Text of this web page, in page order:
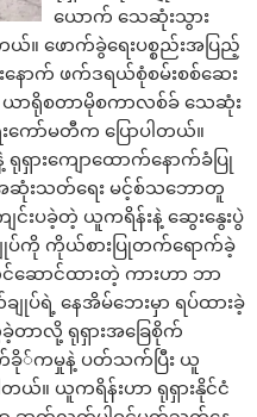
ယောက် သေဆုံးသွား
ဖောက်ခွဲရေးပစ္စည်းအပြည့်
ောက် ဖက်ဒရယ်စုံစမ်းစစ်ဆေး
ယာရိုစတာမိုစကာလစ်ခ် သေဆုံး
းကော်မတီက ပြောပါတယ်။
ရှားကျောထောက်နောက်ခံပြု
ဆုံးသတ်ရေး မင့်စ်သဘောတူ
င်းပခဲ့တဲ့ ယူကရိန်းနဲ့ ဆွေးနွေးပွဲ
ျုပ်ကို ကိုယ်စားပြုတက်ရောက်ခဲ့
င်ဆောင်ထားတဲ့ ကားဟာ ဘာ
ပ်ရဲ့ နေအိမ်ဘေးမှာ ရပ်ထားခဲ့
ခဲ့တာလို့ ရုရှားအခြေစိုက်
ခို်ကမှုနဲ့ ပတ်သက်ပြီး ယူ
ယ်။ ယူကရိန်းဟာ ရုရှားနိုင်ငံ